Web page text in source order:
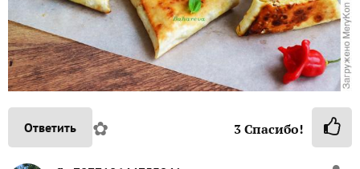
Ответить ✿ 3Спасибо!